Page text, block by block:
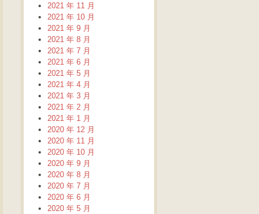
2021 年 11 月
2021 年 10 月
2021 年 9 月
2021 年 8 月
2021 年 7 月
2021 年 6 月
2021 年 5 月
2021 年 4 月
2021 年 3 月
2021 年 2 月
2021 年 1 月
2020 年 12 月
2020 年 11 月
2020 年 10 月
2020 年 9 月
2020 年 8 月
2020 年 7 月
2020 年 6 月
2020 年 5 月